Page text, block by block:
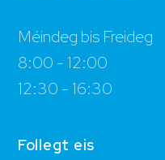
Méindeg bis Freideg
8:00 - 12:00
12:30 - 16:30
Follegt eis